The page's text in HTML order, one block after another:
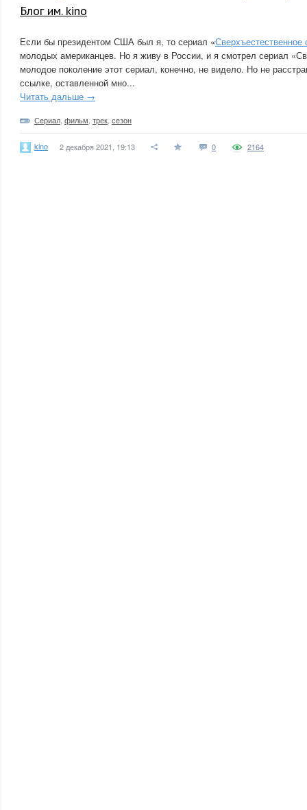
Блог им. kino
Если бы президентом США был я, то сериал «Сверхъестественное
молодых американцев. Но я живу в России, и я смотрел сериал
молодое поколение этот сериал, конечно, не видело. Но не
ссылке, оставленной мно...
Читать дальше →
Сериал фильм трек сезон
kino 2 декабря 2021, 19:13 0 2164